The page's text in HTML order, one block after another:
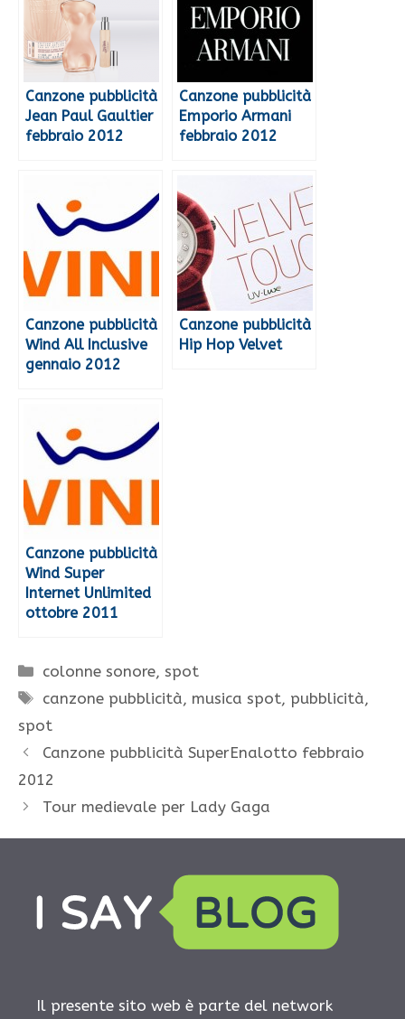
Canzone pubblicità
Jean Paul Gaultier
febbraio 2012
Canzone pubblicità
Emporio Armani
febbraio 2012
Canzone pubblicità
Wind All Inclusive
gennaio 2012
Canzone pubblicità
Hip Hop Velvet
Canzone pubblicità
Wind Super
Internet Unlimited
ottobre 2011
Categorie
colonne sonore,spot
Tag
canzone pubblicità, musica spot, pubblicità,
spot
Canzone pubblicità SuperEnalotto febbraio
2012
Tour medievale per Lady Gaga
Il presente sito web è parte del network